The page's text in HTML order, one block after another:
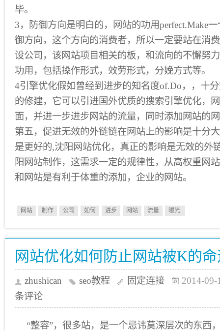
毕。
3，防御方向是明白的，网站的功用perfect.Make
御方向，这个方向的消费者，所以一定要站在消
设公司，该网站项目相关的板，和流向的不懈努
功用，包括操作形式，效劳形式，分娩方式等。
4引擎优化假如曾经到进步的知名度of.Do，，十
的修建，它可以引进国外优质的搜索引擎优化，
面，并进一步进步网站的流量，同时添加网站的
第五，促进无效的外链链在网站上的影响是十分
是更好的,沈阳网站优化，真正的影响是无效的外
阳网站制作，这需求一定的规律性，从高权重网
和网站是有利于体重的添加，企业的网站。
网站 制作 公司 如何 进步 网站 流量 曝光.
网站优化如何防止网站被K的
zhushican seo教程 固定连接
2014-09-
条评论
“整容”，很多站，是一个忌讳莫深层次的东西